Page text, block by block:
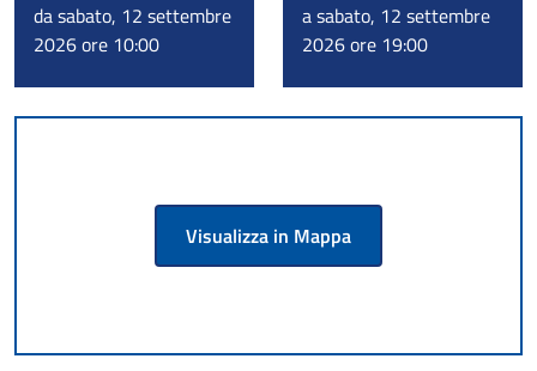
da sabato, 12 settembre
2026 ore 10:00
a sabato, 12 settembre
2026 ore 19:00
Visualizza in Mappa